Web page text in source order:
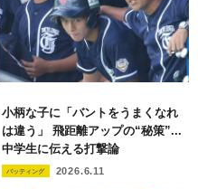
小柄な子に「バントをうまくなれ
は違う」 飛距離アップの“秘策”...
中学生に伝える打撃論
バッティング 2026.6.11